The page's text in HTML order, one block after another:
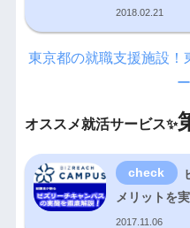
2018.02.21
東京都の就職支援施設！
オススメ就活サービス✨
メリットを
2017.11.06